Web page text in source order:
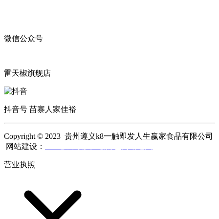
微信公众号
雷天椒旗舰店
抖音号 苗寨人家佳裕
Copyright © 2023 贵州遵义k8一触即发人生赢家食品有限公司
网站建设：
营业执照